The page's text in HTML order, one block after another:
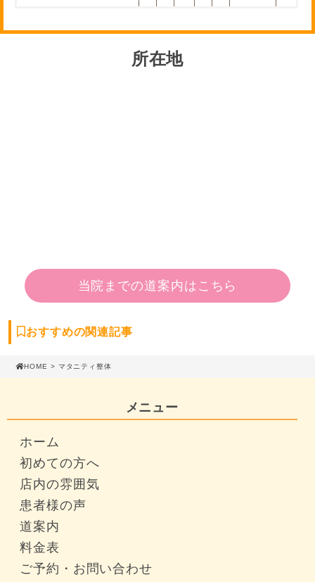
所在地
当院までの道案内はこちら
おすすめの関連記事
HOME > マタニティ整体
メニュー
ホーム
初めての方へ
店内の雰囲気
患者様の声
道案内
料金表
ご予約・お問い合わせ